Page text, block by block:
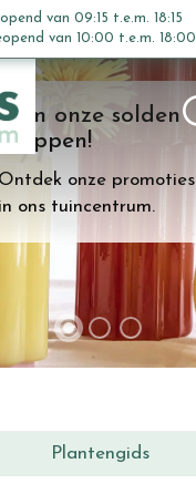
onze solden
shoppen!
Ontdek onze promoties
in ons tuincentrum.
van 09:15 t.e.m. 18:15
van 10:00 t.e.m. 18:00
Plantengids